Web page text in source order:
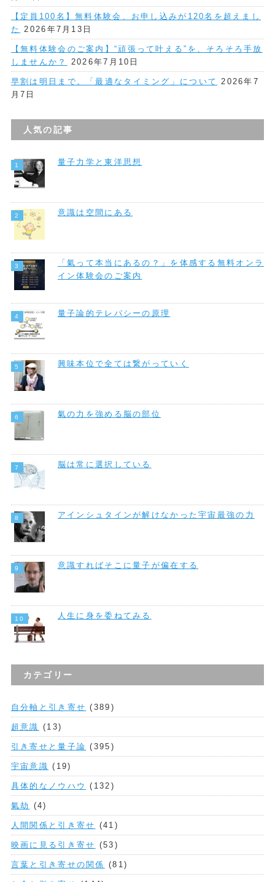
【定員100名】無料体験会、お申し込みが120名を超えまし
た
2026年7月13日
【無料体験会のご案内】“頑張って叶える”を、そろそろ手放
しませんか？
2026年7月10日
早割は明日まで。「最適なタイミング」について
2026年7
月7日
人気の記事
量子力学と東洋思想
意識は空間にある
「氣って本当にあるの？」を体感する無料オンラ
イン体験会のご案内
量子論的テレパシーの原理
興味本位で全ては繋がっていく
氣の力を強める脳の部位
脳は常に選択している
アインシュタインが解けなかった宇宙最強の力
意識すればそこに量子が偏在する
人生に身を委ねてみる
カテゴリー
自分軸と引き寄せ (389)
超意識 (13)
引き寄せと量子論 (395)
宇宙意識 (19)
具体的なノウハウ (132)
氣劫 (4)
人間関係と引き寄せ (41)
映画に見る引き寄せ (53)
言葉と引き寄せの関係 (81)